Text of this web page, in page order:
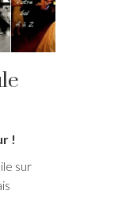
!
sur